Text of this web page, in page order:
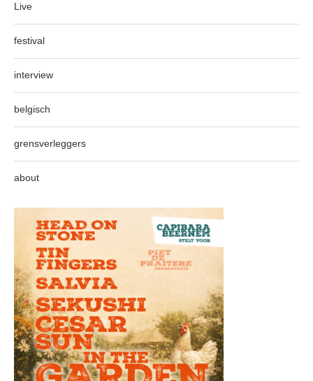
Live
festival
interview
belgisch
grensverleggers
about